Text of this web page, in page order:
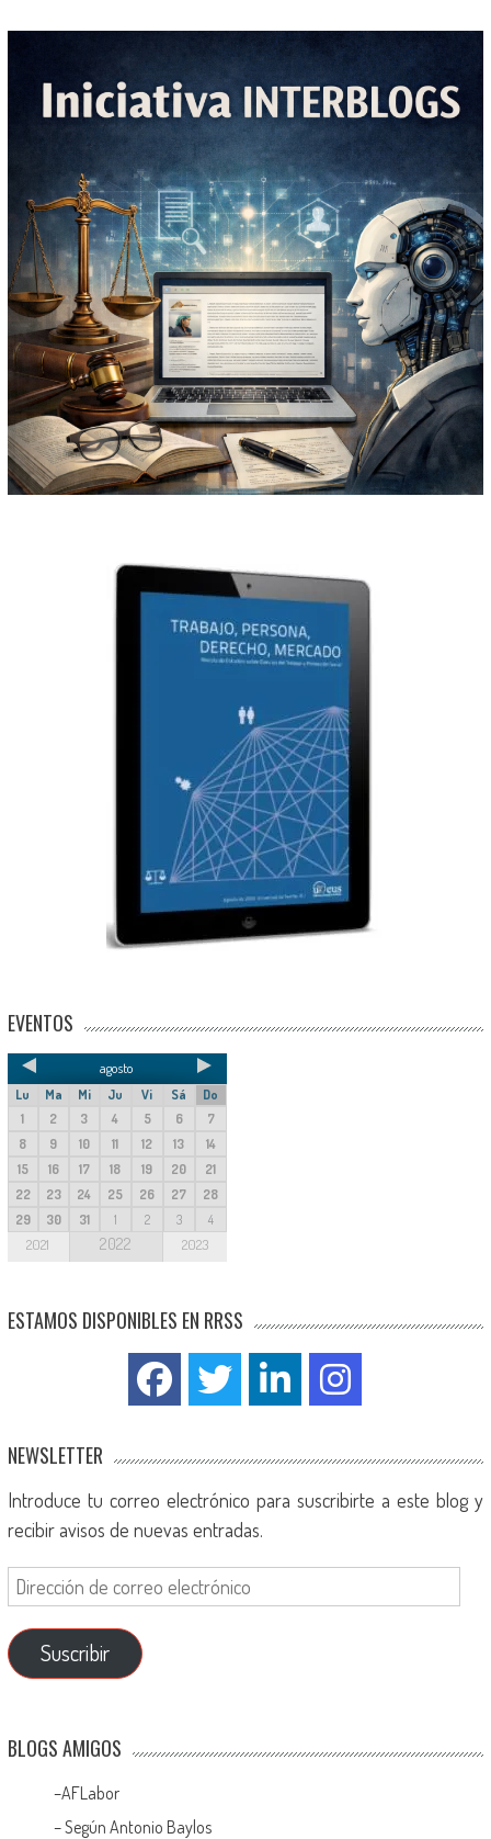
EVENTOS
agosto
Lu Ma Mi Ju Vi Sá
Do
1
2 3 4 5 6
7
8
9 10 11 12 13
14
15
16 17 18 19 20
21
22
23 24 25 26 27
28
29
30 31 1 2 3 4
2021 2022 2023
ESTAMOS DISPONIBLES EN RRSS
NEWSLETTER
Introduce tu correo electrónico para suscribirte a este blog y
recibir avisos de nuevas entradas.
Suscribir
BLOGS AMIGOS
–AFLabor
– Según Antonio Baylos